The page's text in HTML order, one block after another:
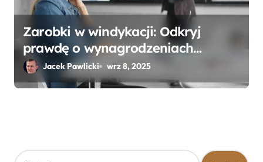
Zarobki w windykacji: Odkryj
prawdę o wynagrodzeniach
specjalistów w branży
Jacek Pawlicki wrz 8, 2025
S